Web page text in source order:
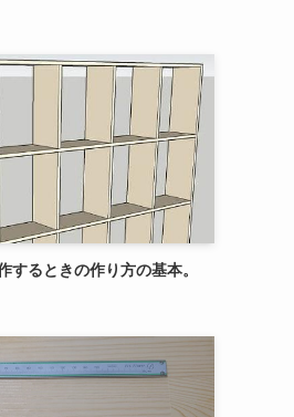
するときの作り方の基本。